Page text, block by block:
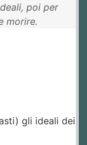
poi per
morire.
gli ideali dei